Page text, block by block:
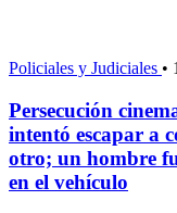
Policiales y Judiciales •
Persecución
intentó escapar a
otro; un hombre
en el vehículo